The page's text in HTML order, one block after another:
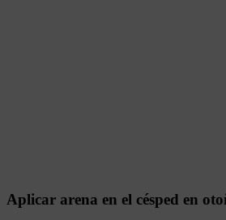
Aplicar arena en el césped en